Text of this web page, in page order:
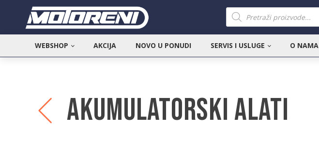
Products
search
WEBSHOP AKCIJA NOVO U PONUDI SERVIS I USLUGE O NAMA
Akumulatorski alati